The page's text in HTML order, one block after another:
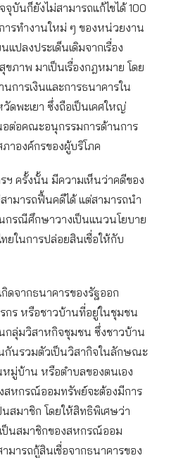
บันก็ยังไม่สามารถแก้ไขได้ 100
ารทำงานใหม่ ๆ ของหน่วยงาน
แปลงประเด็นเดิมจากเรื่อง
ภาพ มาเป็นเรื่องกฎหมาย โดย
การเงินและการธนาคารใน
ดพะเยา ซึ่งถือเป็นเคศใหญ่
นอต่อคณะอนุกรรมการด้านการ
าองค์กรของผู้บริโภค
ฯ ครั้งนั้น มีความเห็นว่าคดีของ
ามารถฟื้นคดีได้ แต่สามารถนำ
กรณีศึกษาวางเป็นแนวนโยบาย
ยในการปล่อยสินเชื่อให้กับ
กิดจากธนาคารของรัฐออก
กร หรือชาวบ้านที่อยู่ในชุมชน
กลุ่มวิสาหกิจชุมชน ซึ่งชาวบ้าน
นกันรวมตัวเป็นวิสากิจในลักษณะ
มู่บ้าน หรือตำบลของตนเอง
งสหกรณ์ออมทรัพย์จะต้องมีการ
สมาชิก โดยให้สิทธิพิเศษว่า
ป็นสมาชิกของสหกรณ์ออม
ารถกู้สินเชื่อจากธนาคารของ